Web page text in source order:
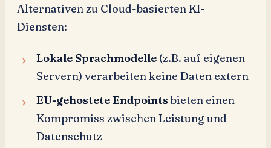
Alternativen zu Cloud-basierten KI-
Diensten:
Lokale Sprachmodelle (z.B. auf eigenen
Servern) verarbeiten keine Daten extern
EU-gehostete Endpoints bieten einen
Kompromiss zwischen Leistung und
Datenschutz